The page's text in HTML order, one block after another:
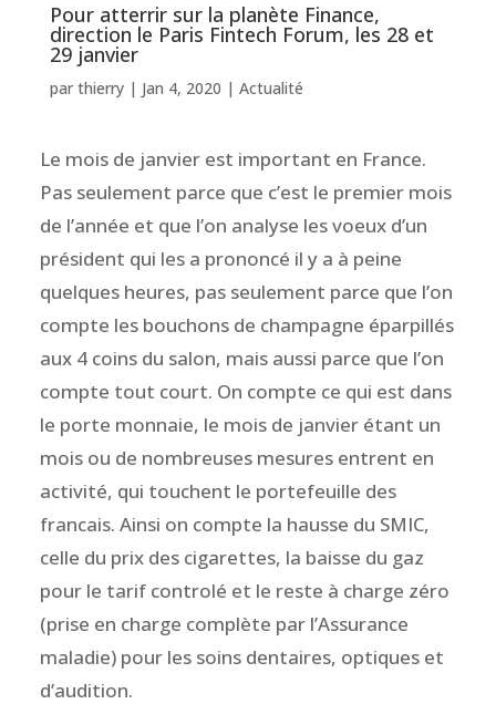
Pour atterrir sur la planète Finance,
direction le Paris Fintech Forum, les 28 et
29 janvier
par thierry| Jan 4, 2020 | Actualité
Le mois de janvier est important en France.
Pas seulement parce que c’est le premier mois
de l’année et que l’on analyse les voeux d’un
président qui les a prononcé il y a à peine
quelques heures, pas seulement parce que l’on
compte les bouchons de champagne éparpillés
aux 4 coins du salon, mais aussi parce que l’on
compte tout court. On compte ce qui est dans
le porte monnaie, le mois de janvier étant un
mois ou de nombreuses mesures entrent en
activité, qui touchent le portefeuille des
francais. Ainsi on compte la hausse du SMIC,
celle du prix des cigarettes, la baisse du gaz
pour le tarif controlé et le reste à charge zéro
(prise en charge complète par l’Assurance
maladie) pour les soins dentaires, optiques et
d’audition.